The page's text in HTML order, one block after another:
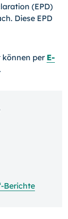
(EPD)
Diese EPD
perE-
Berichte